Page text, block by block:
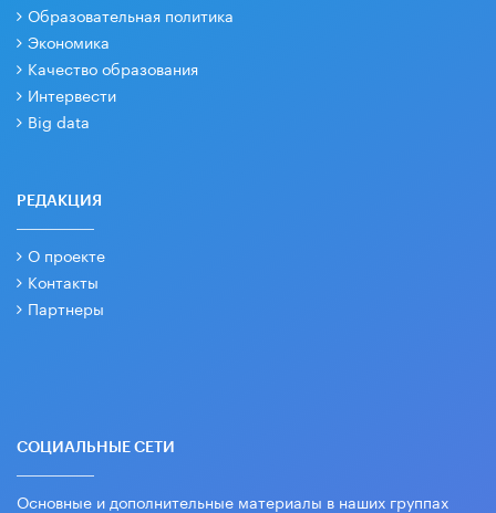
Образовательная политика
Экономика
Качество образования
Интервести
Big data
РЕДАКЦИЯ
О проекте
Контакты
Партнеры
СОЦИАЛЬНЫЕ СЕТИ
Основные и дополнительные материалы в наших группах